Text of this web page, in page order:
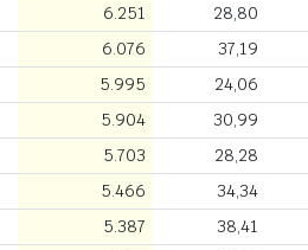
6.251 28,80
6.076 37,19
5.995 24,06
5.904 30,99
5.703 28,28
5.466 34,34
5.387 38,41